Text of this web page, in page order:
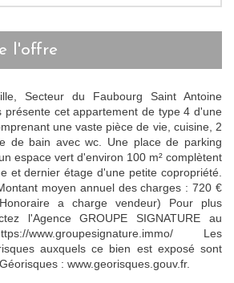
l'offre
Secteur du Faubourg Saint Antoine
présente cet appartement de type 4 d'une
une vaste pièce de vie, cuisine, 2
de bain avec wc. Une place de parking
espace vert d'environ 100 m² complètent
et dernier étage d'une petite copropriété.
moyen annuel des charges : 720 €
a charge vendeur) Pour plus
l'Agence GROUPE SIGNATURE au
www.groupesignature.immo/ Les
auxquels ce bien est exposé sont
: www.georisques.gouv.fr.